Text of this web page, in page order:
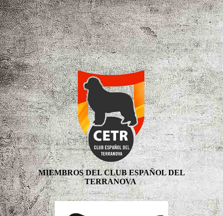
MIEMBROS DEL CLUB ESPAÑOL DEL
TERRANOVA